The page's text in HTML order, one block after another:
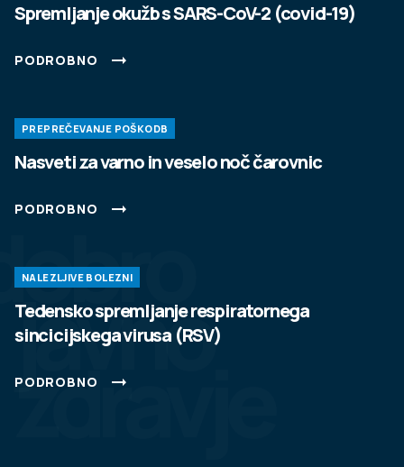
javno
zdravje
Spremljanje okužb s SARS-CoV-2 (covid-19)
PODROBNO
PREPREČEVANJE POŠKODB
Nasveti za varno in veselo noč čarovnic
PODROBNO
NALEZLJIVE BOLEZNI
Tedensko spremljanje respiratornega
sincicijskega virusa (RSV)
PODROBNO